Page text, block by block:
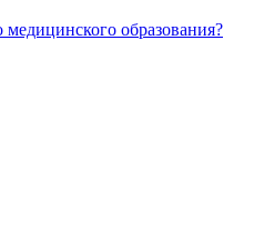
образования?